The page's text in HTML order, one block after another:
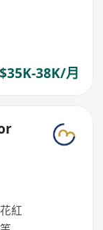
$35K-38K/月
紅